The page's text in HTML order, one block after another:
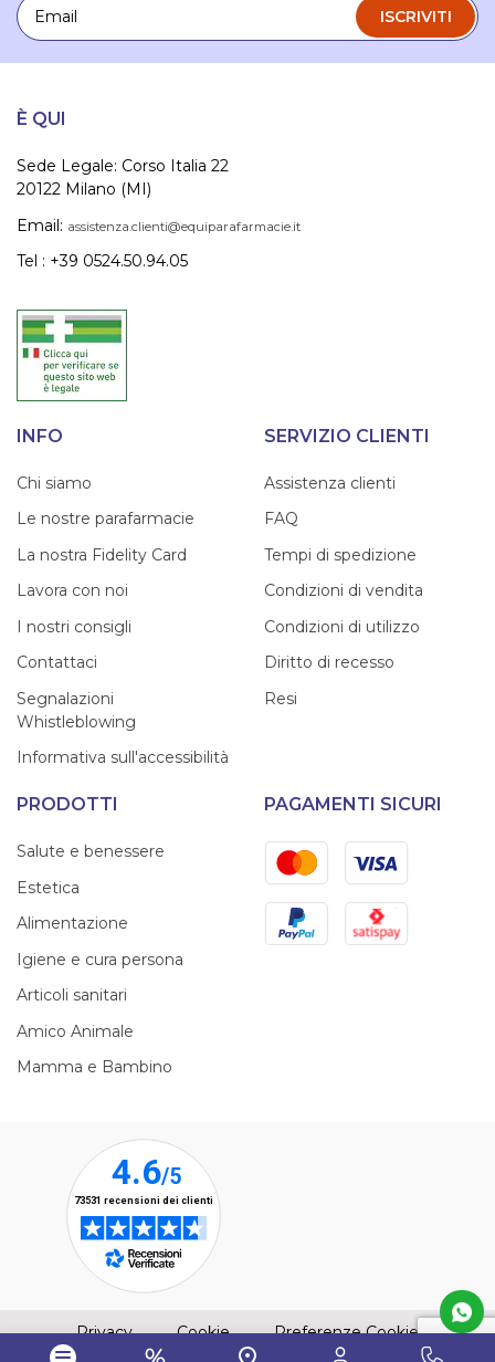
ISCRIVITI
È QUI
Sede Legale: Corso Italia 22
20122 Milano (MI)
Email: assistenza.clienti@equiparafarmacie.it
Tel : +39 0524.50.94.05
INFO
Chi siamo
Le nostre parafarmacie
La nostra Fidelity Card
Lavora con noi
I nostri consigli
Contattaci
Segnalazioni
Whistleblowing
Informativa sull'accessibilità
SERVIZIO CLIENTI
Assistenza clienti
FAQ
Tempi di spedizione
Condizioni di vendita
Condizioni di utilizzo
Diritto di recesso
Resi
PRODOTTI
Salute e benessere
Estetica
Alimentazione
Igiene e cura persona
Articoli sanitari
Amico Animale
Mamma e Bambino
PAGAMENTI SICURI
MastercardVisa
PayPal Satispay
Privacy(apre una nuova finestra)
Cookie(apre una nuova finestra)
Preferenze Cookie